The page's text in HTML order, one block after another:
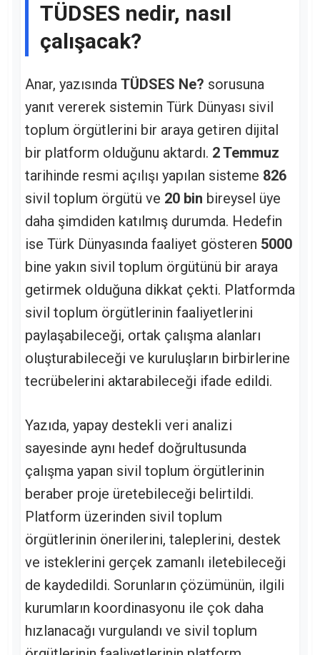
TÜDSES nedir, nasıl
çalışacak?
Anar, yazısında TÜDSES Ne? sorusuna
yanıt vererek sistemin Türk Dünyası sivil
toplum örgütlerini bir araya getiren dijital
bir platform olduğunu aktardı. 2 Temmuz
tarihinde resmi açılışı yapılan sisteme 826
sivil toplum örgütü ve 20 bin bireysel üye
daha şimdiden katılmış durumda. Hedefin
ise Türk Dünyasında faaliyet gösteren 5000
bine yakın sivil toplum örgütünü bir araya
getirmek olduğuna dikkat çekti. Platformda
sivil toplum örgütlerinin faaliyetlerini
paylaşabileceği, ortak çalışma alanları
oluşturabileceği ve kuruluşların birbirlerine
tecrübelerini aktarabileceği ifade edildi.
Yazıda, yapay destekli veri analizi
sayesinde aynı hedef doğrultusunda
çalışma yapan sivil toplum örgütlerinin
beraber proje üretebileceği belirtildi.
Platform üzerinden sivil toplum
örgütlerinin önerilerini, taleplerini, destek
ve isteklerini gerçek zamanlı iletebileceği
de kaydedildi. Sorunların çözümünün, ilgili
kurumların koordinasyonu ile çok daha
hızlanacağı vurgulandı ve sivil toplum